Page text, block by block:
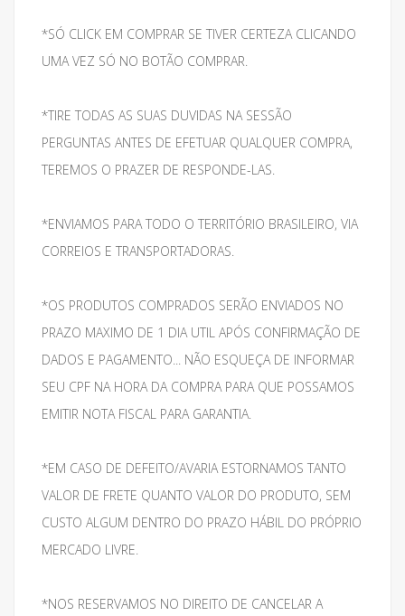
*SÓ CLICK EM COMPRAR SE TIVER CERTEZA CLICANDO
UMA VEZ SÓ NO BOTÃO COMPRAR.
*TIRE TODAS AS SUAS DUVIDAS NA SESSÃO
PERGUNTAS ANTES DE EFETUAR QUALQUER COMPRA,
TEREMOS O PRAZER DE RESPONDE-LAS.
*ENVIAMOS PARA TODO O TERRITÓRIO BRASILEIRO, VIA
CORREIOS E TRANSPORTADORAS.
*OS PRODUTOS COMPRADOS SERÃO ENVIADOS NO
PRAZO MAXIMO DE 1 DIA UTIL APÓS CONFIRMAÇÃO DE
DADOS E PAGAMENTO... NÃO ESQUEÇA DE INFORMAR
SEU CPF NA HORA DA COMPRA PARA QUE POSSAMOS
EMITIR NOTA FISCAL PARA GARANTIA.
*EM CASO DE DEFEITO/AVARIA ESTORNAMOS TANTO
VALOR DE FRETE QUANTO VALOR DO PRODUTO, SEM
CUSTO ALGUM DENTRO DO PRAZO HÁBIL DO PRÓPRIO
MERCADO LIVRE.
*NOS RESERVAMOS NO DIREITO DE CANCELAR A